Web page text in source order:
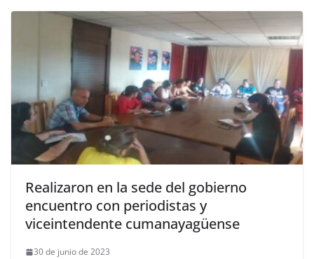
Realizaron en la sede del gobierno
encuentro con periodistas y
viceintendente cumanayagüense
30 de junio de 2023